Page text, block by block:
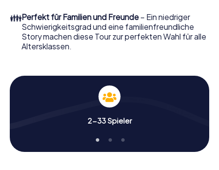
👪Perfekt für Familien und Freunde – Ein niedriger
Schwierigkeitsgrad und eine familienfreundliche
Story machen diese Tour zur perfekten Wahl für alle
Altersklassen.
2-33 Spieler